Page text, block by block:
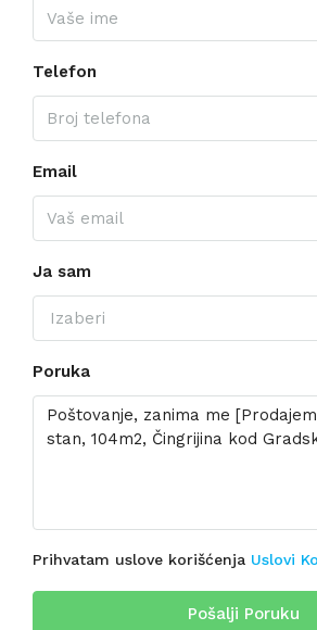
Telefon
Email
Ja sam
Izaberi
Poruka
Prihvatam uslove korišćenja Uslovi
Pošalji Poruku